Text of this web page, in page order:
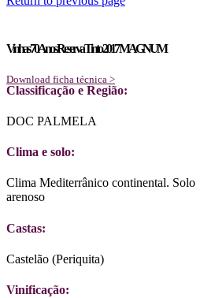
Vinhas 70 Anos Reserva Tinto 2017 MAGNUM
Download ficha técnica >
Classificação e Região:
DOC PALMELA
Clima e solo:
Clima Mediterrânico continental. Solo
arenoso
Castas:
Castelão (Periquita)
Vinificação: